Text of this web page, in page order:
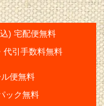
) 宅配便無料
代引手数料無料
便無料
ック無料